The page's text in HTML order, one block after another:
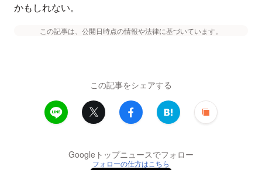
かもしれない。
この記事は、公開日時点の情報や法律に基づいています。
この記事をシェアする
Googleトップニュースでフォロー
フォローの仕方はこちら